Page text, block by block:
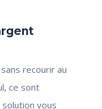
recourir au
ce sont
vous